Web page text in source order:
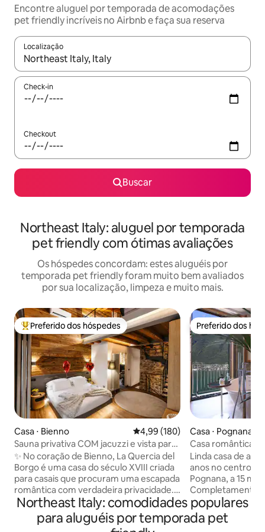
Encontre aluguel por temporada de acomodações
pet friendly incríveis no Airbnb e faça sua reserva
Localização
Quando os resultados estiverem disponíveis, explore-os
Check-in
Checkout
Buscar
Northeast Italy: aluguel por temporada
pet friendly com ótimas avaliações
Os hóspedes concordam: estes aluguéis por
temporada pet friendly foram muito bem avaliados
por sua localização, limpeza e muito mais.
Entre os melhores preferidos dos hóspedes
Preferido dos hóspedes
Casa ⋅ Bienno 4,99 de uma avaliação média de
4,99 (180)
Sauna privativa COM jacuzzi e vista para
a casa de luxo em Alpi
✨ No coração de Bienno, La Quercia del
Borgo é uma casa do século XVIII criada
para casais que procuram uma escapada
romântica com verdadeira privacidade.
Pedra, madeira e design acompanham
um SPA privativo 24 horas com jacuzzi,
sauna finlandesa e vista para os Alpes. 🛏️
Preferido dos
Preferido dos
Casa ⋅ Pognana
Casa romântica e
Lago Como
Linda casa de
anos no centro
Pognana, a 15
Completamente
interior projetado
níveis de
autêntico de uma
Northeast Italy: comodidades populares
para aluguéis por temporada pet